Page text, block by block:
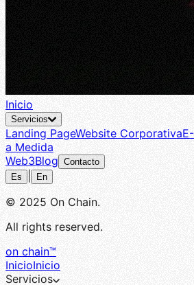
Inicio
Servicios
Landing PageWebsite Corporativa
a Medida
Web3Blog Contacto
Es
En
© 2025 On Chain.
All rights reserved.
on chain™
InicioInicio
Servicios